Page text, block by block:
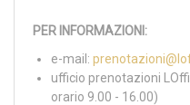
PER INFORMAZIONI:
e-mail:
ufficio prenotazioni
orario 9.00 - 16.00)